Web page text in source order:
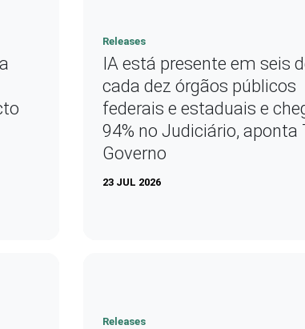
Releases
IA está presente em seis
cada dez órgãos públicos
federais e estaduais e
94% no Judiciário, aponta
Governo
23 JUL 2026
Releases